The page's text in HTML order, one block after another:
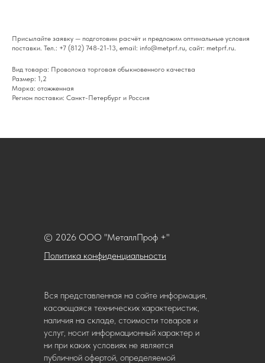
Присылайте заявку — подготовим расчёт и предложим оптимальные условия
поставки. Тел.: +7 (812) 748-21-13, email: info@metprf.ru, сайт: metprf.ru.
Вид товара: Проволока торговая обыкновенного качества
Размер: 1,2
Марка: отожженная
Регион поставки: Санкт-Петербург и Россия
Политика конфиденциальности
© 2026 ООО "МеталлПроф +"
Вся представленная на сайте информация,
касающаяся технических характеристик,
наличия на складе, стоимости товаров и
услуг, носит информационный характер и
ни при каких условиях не является
публичной офертой, определяемой